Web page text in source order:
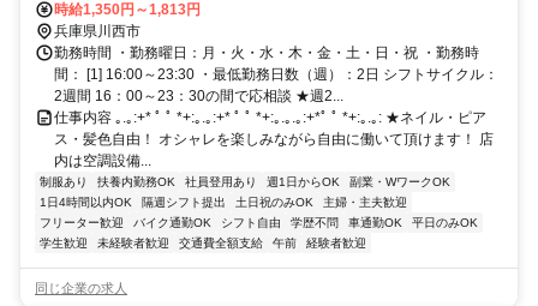
山線〔宝塚線〕 川西池田南口徒歩約23分、能勢電鉄妙見線 川西能勢
口東口徒歩約28分 河童ラーメン川西店様すぐそば
時給1,350円～1,813円
兵庫県川西市
勤務時間 ・勤務曜日：月・火・水・木・金・土・日・祝 ・勤務時
間： [1] 16:00～23:30 ・最低勤務日数（週）：2日 シフトサイクル：
2週間 16：00～23：30の間で応相談 ★週2...
仕事内容 ｡.｡:+* ﾟ ﾟ *+:｡.｡:+* ﾟ ﾟ *+:｡.｡.｡:+*ﾟ ﾟ *+:｡.｡: ★ネイル・ピア
ス・髪色自由！ オシャレを楽しみながら自由に働いて頂けます！ 店
内は空調設備...
制服あり 扶養内勤務OK 社員登用あり 週1日からOK
副業・WワークOK
1日4時間以内OK
隔週シフト提出 土日祝のみOK
主婦・主夫歓迎
フリーター歓迎
バイク通勤OK シフト自由 学歴不問 車通勤OK
平日のみOK
学生歓迎
未経験者歓迎 交通費全額支給 午前 経験者歓迎
同じ企業の求人